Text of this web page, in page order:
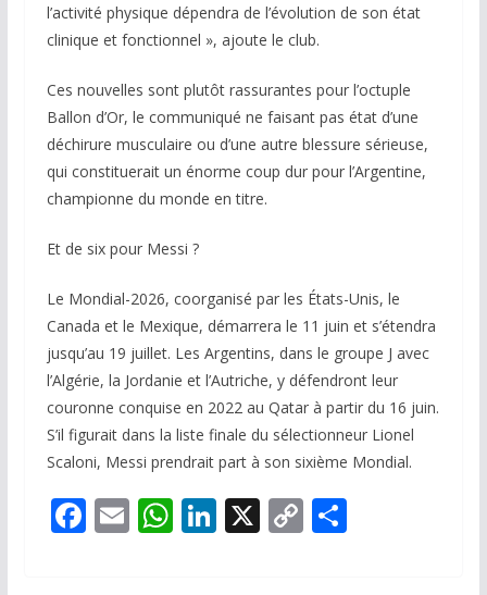
l’activité physique dépendra de l’évolution de son état
clinique et fonctionnel », ajoute le club.
Ces nouvelles sont plutôt rassurantes pour l’octuple
Ballon d’Or, le communiqué ne faisant pas état d’une
déchirure musculaire ou d’une autre blessure sérieuse,
qui constituerait un énorme coup dur pour l’Argentine,
championne du monde en titre.
Et de six pour Messi ?
Le Mondial-2026, coorganisé par les États-Unis, le
Canada et le Mexique, démarrera le 11 juin et s’étendra
jusqu’au 19 juillet. Les Argentins, dans le groupe J avec
l’Algérie, la Jordanie et l’Autriche, y défendront leur
couronne conquise en 2022 au Qatar à partir du 16 juin.
S’il figurait dans la liste finale du sélectionneur Lionel
Scaloni, Messi prendrait part à son sixième Mondial.
F E W Li X C P